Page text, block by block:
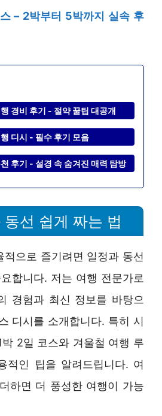
– 2박부터 5박까지 실속 후
경비 후기 - 절약 꿀팁 대공개
디시 - 필수 후기 모음
후기 - 설경 속 숨겨진 매력 탐방
선 쉽게 짜는 법
적으로 즐기려면 일정과 동선
합니다. 저는 여행 전문가로
경험과 최신 정보를 바탕으
디시를 소개합니다. 특히 시
2일 코스와 겨울철 여행 루
적인 팁을 알려드립니다. 여
하면 더 풍성한 여행이 가능